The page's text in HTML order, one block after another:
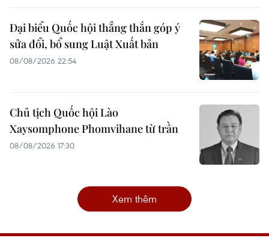
Đại biểu Quốc hội thẳng thắn góp ý
sửa đổi, bổ sung Luật Xuất bản
08/08/2026 22:54
Chủ tịch Quốc hội Lào
Xaysomphone Phomvihane từ trần
08/08/2026 17:30
Xem thêm